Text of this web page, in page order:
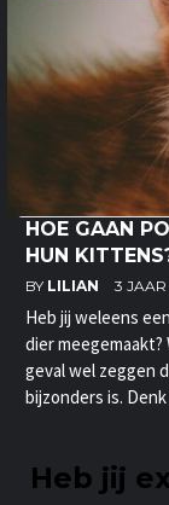
HOE GAAN
HUN
BY LILIAN 3
Heb jij weleens
dier
geval wel zeggen
bijzonders is.
Heb jij